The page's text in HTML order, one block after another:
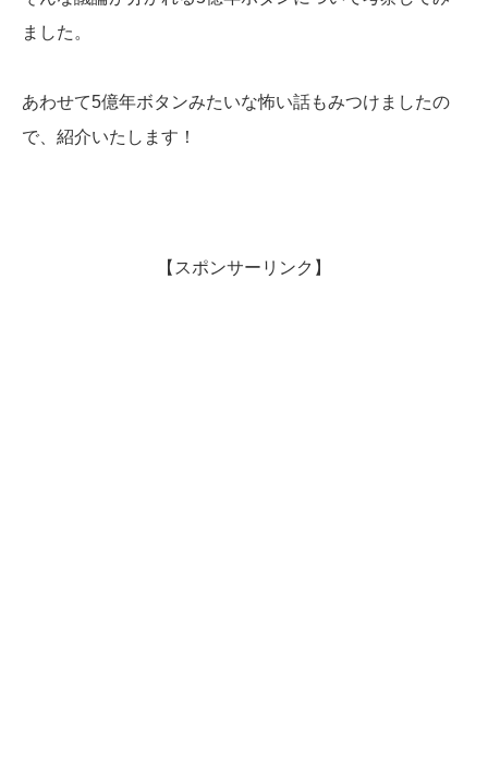
ました。
あわせて5億年ボタンみたいな怖い話もみつけましたの
で、紹介いたします！
【スポンサーリンク】